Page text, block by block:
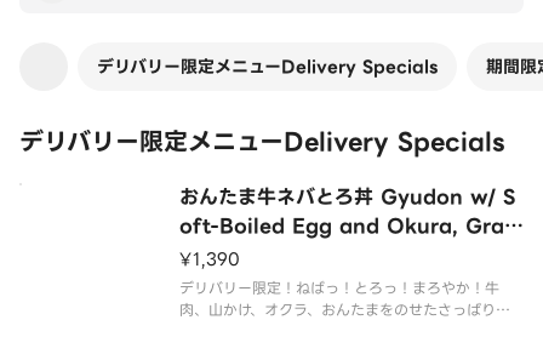
デリバリー限定メニューDelivery Specials 期間
デリバリー限定メニューDelivery Specials
おんたま牛ネバとろ丼 Gyudon w/ S
oft-Boiled Egg and Okura, Grat
ed Yam
¥1,390
デリバリー限定！ねばっ！とろっ！まろやか！牛
肉、山かけ、オクラ、おんたまをのせたさっぱり食